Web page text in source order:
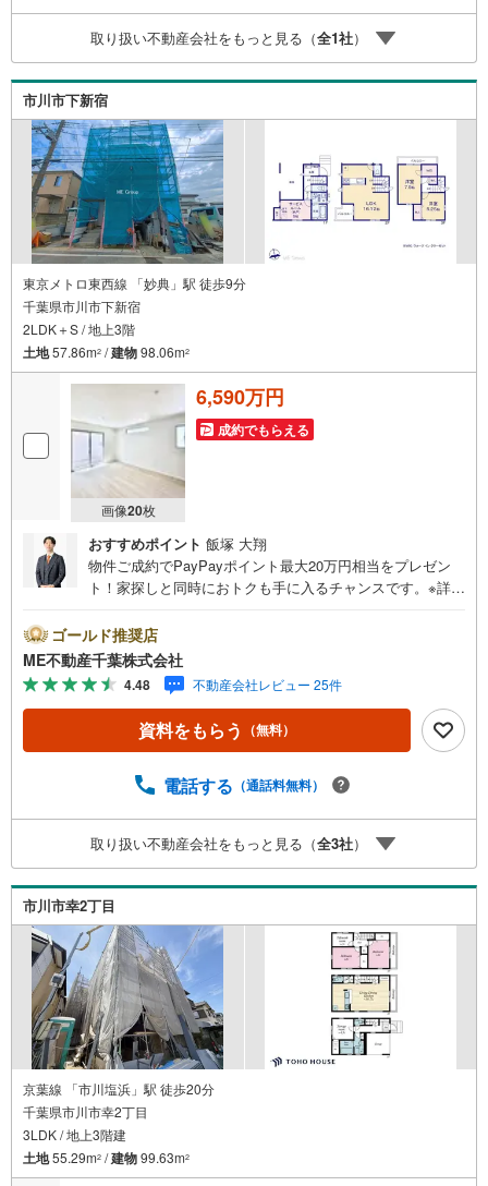
はありません。専属FPがお引渡し後も一生涯お守りしま
す。 Yahoo！不動産キャンペーン対象店舗 当店でのご成約
でPayPayボーナスがもらえるキャンペーン対象です！※必
ずYahoo！ JAPAN IDでログインの上お問い合わせくださ
い。
取り扱い不動産会社をもっと見る（全1社）
市川市下新宿
東京メトロ東西線 「妙典」駅 徒歩9分
千葉県市川市下新宿
2LDK＋S / 地上3階
土地57.86m2 /建物98.06m2
画像20枚
6,590万円
成約でもらえる
おすすめポイント 飯塚 大翔
物件ご成約でPayPayポイント最大20万円相当をプレゼン
ト！家探しと同時におトクも手に入るチャンスです。※詳し
送迎無料！頭金なし・銀行比較＆相談可！ テレビで紹介さ
れた『やどかリッチ』使えます！豊かに過ごすには『イン
テリア』家具や家電と『エクステリア』カーポートや楽し
める庭、この充実度で変わってきます。これらを一括で購
入でき、その代金を住宅ローンに組み込むことが可能なサ
ービス、それがやどかリッチです。 頭金0円でもOK！（諸
の？疾病ってなに？ローン組めるかな？」わからないこと
ーンの組み方、知らないと損する税金のこと等トータルで
サポート致します！
ゴールド推奨店
ME不動産千葉株式会社
4.48 不動産会社レビュー 25件
資料をもらう （無料）
電話する （通話料無料）
取り扱い不動産会社をもっと見る（全3社）
市川市幸2丁目
京葉線 「市川塩浜」駅 徒歩20分
千葉県市川市幸2丁目
3LDK / 地上3階建
土地55.29m2 /建物99.63m2